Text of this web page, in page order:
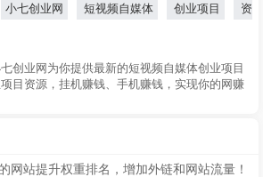
小七创业网 短视频自媒体 创业项目 资
创业网为你提供最新的短视频自媒体创业项目
目资源，挂机赚钱、手机赚钱，实现你的网赚
网站提升权重排名，增加外链和网站流量！